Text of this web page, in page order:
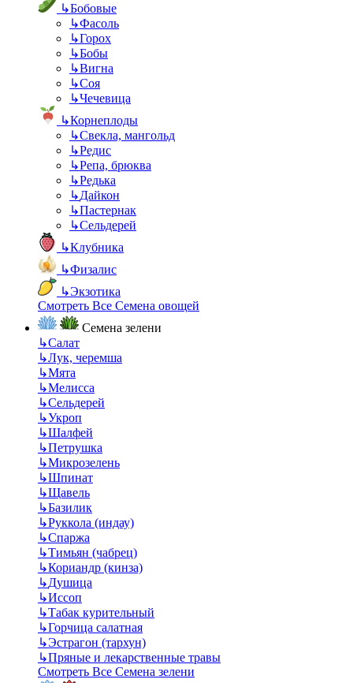
↳Бобовые
↳Фасоль
↳Горох
↳Бобы
↳Вигна
↳Соя
↳Чечевица
↳Корнеплоды
↳Свекла, мангольд
↳Редис
↳Репа, брюква
↳Редька
↳Дайкон
↳Пастернак
↳Сельдерей
↳Клубника
↳Физалис
↳Экзотика
Смотреть Все Семена овощей
Семена зелени
↳Салат
↳Лук, черемша
↳Мята
↳Мелисса
↳Сельдерей
↳Укроп
↳Шалфей
↳Петрушка
↳Микрозелень
↳Шпинат
↳Щавель
↳Базилик
↳Руккола (индау)
↳Спаржа
↳Тимьян (чабрец)
↳Кориандр (кинза)
↳Душица
↳Иссоп
↳Табак курительный
↳Горчица салатная
↳Эстрагон (тархун)
↳Пряные и лекарственные травы
Смотреть Все Семена зелени